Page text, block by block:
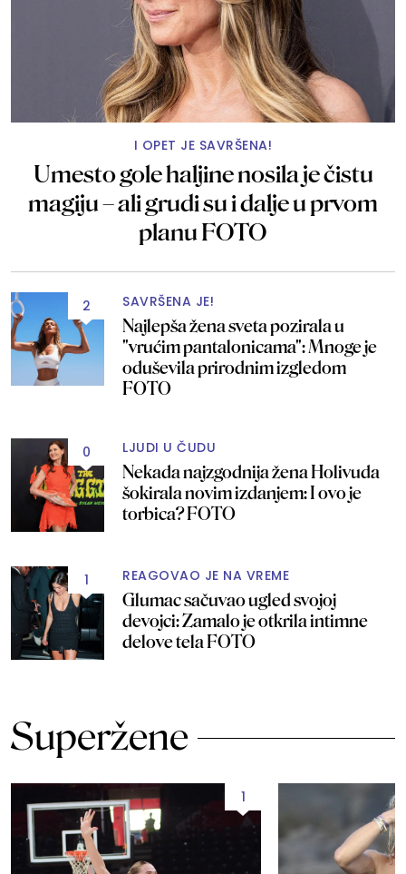
I OPET JE SAVRŠENA!
Umesto gole haljine nosila je čistu
magiju – ali grudi su i dalje u prvom
planu FOTO
2 SAVRŠENA JE!
Najlepša žena sveta pozirala u
"vrućim pantalonicama": Mnoge je
oduševila prirodnim izgledom
FOTO
0 LJUDI U ČUDU
Nekada najzgodnija žena Holivuda
šokirala novim izdanjem: I ovo je
torbica? FOTO
1 REAGOVAO JE NA VREME
Glumac sačuvao ugled svojoj
devojci: Zamalo je otkrila intimne
delove tela FOTO
Superžene
1